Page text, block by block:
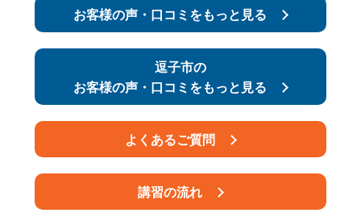
新着情報 会社概要
お客様の声・口コミをもっと見る
逗子市の
お客様の声・口コミをもっと見る
よくあるご質問
講習の流れ